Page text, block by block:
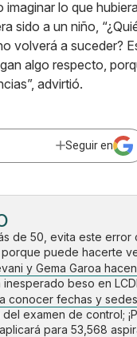
imaginar lo que
sido a un niño,
volverá a suceder?
algo respecto,
advirtió.
Seguir en
de 50, evita este error
puede hacerte
y Gema Garoa
beso en
conocer fechas y
examen de control;
para 53,568